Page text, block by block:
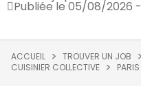
Publiée le 05/08/2026
ACCUEIL TROUVER UN JOB
CUISINIER COLLECTIVE
PARIS